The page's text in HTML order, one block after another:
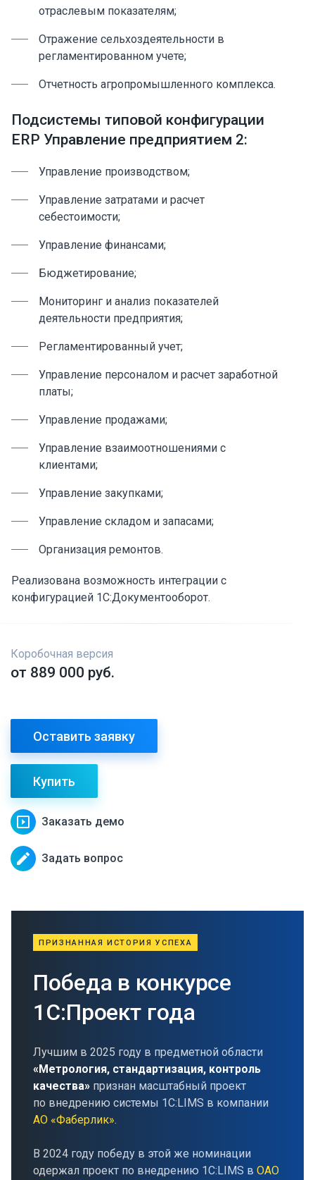
отраслевым показателям;
Отражение сельхоздеятельности в
регламентированном учете;
Отчетность агропромышленного комплекса.
Подсистемы типовой конфигурации
ERP Управление предприятием 2:
Управление производством;
Управление затратами и расчет
себестоимости;
Управление финансами;
Бюджетирование;
Мониторинг и анализ показателей
деятельности предприятия;
Регламентированный учет;
Управление персоналом и расчет заработной
платы;
Управление продажами;
Управление взаимоотношениями с
клиентами;
Управление закупками;
Управление складом и запасами;
Организация ремонтов.
Реализована возможность интеграции с
конфигурацией 1С:Документооборот.
Коробочная версия
от 889 000 руб.
Оставить заявку
Купить
slideshow Заказать демо
edit Задать вопрос
ПРИЗНАННАЯ ИСТОРИЯ УСПЕХА
Победа в конкурсе
1С:Проект года
Лучшим в 2025 году в предметной области
«Метрология, стандартизация, контроль
качества» признан масштабный проект
по внедрению системы 1С:LIMS в компании
АО «Фаберлик».
В 2024 году победу в этой же номинации
одержал проект по внедрению 1С:LIMS в ОАО